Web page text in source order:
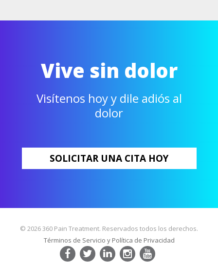
Vive sin dolor
Visítenos hoy y dile adiós al
dolor
SOLICITAR UNA CITA HOY
© 2026 360 Pain Treatment. Reservados todos los derechos.
Términos de Servicio y Política de Privacidad